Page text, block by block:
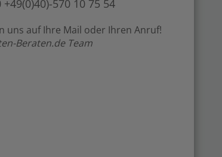
+49(0)40)-570 10 75 54
uns auf Ihre Mail oder Ihren Anruf!
Beraten.de Team